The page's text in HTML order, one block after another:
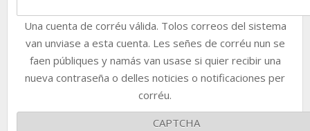
Una cuenta de corréu válida. Tolos correos del sistema
van unviase a esta cuenta. Les señes de corréu nun se
faen públiques y namás van usase si quier recibir una
nueva contraseña o delles noticies o notificaciones per
corréu.
CAPTCHA